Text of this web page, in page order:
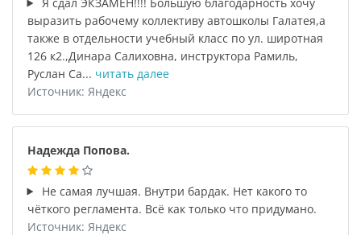
выразить рабочему коллективу автошколы Галатея,а
также в отдельности учебный класс по ул. широтная
126 к2.,Динара Салиховна, инструктора Рамиль,
Руслан Са... читать далее
Источник: Яндекс
Надежда Попова.
Не самая лучшая. Внутри бардак. Нет какого то
чёткого регламента. Всё как только что придумано.
Источник: Яндекс